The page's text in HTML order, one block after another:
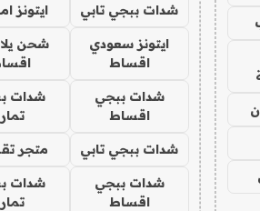
شدات ببجي تابي ايتونز
ايتونز سعودي
اقساط
شحن يلا
شدات ببجي
اقساط
شدات
شدات ببجي تابي متجر
شدات ببجي
اقساط
شدات